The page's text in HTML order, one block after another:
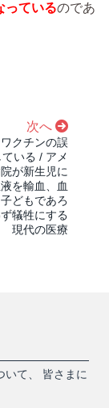
っているのであ
次へ
クチンの誤
いる / アメ
が新生児に
を輸血、血
どもであろ
犠牲にする
現代の医療
いて、 皆さまに